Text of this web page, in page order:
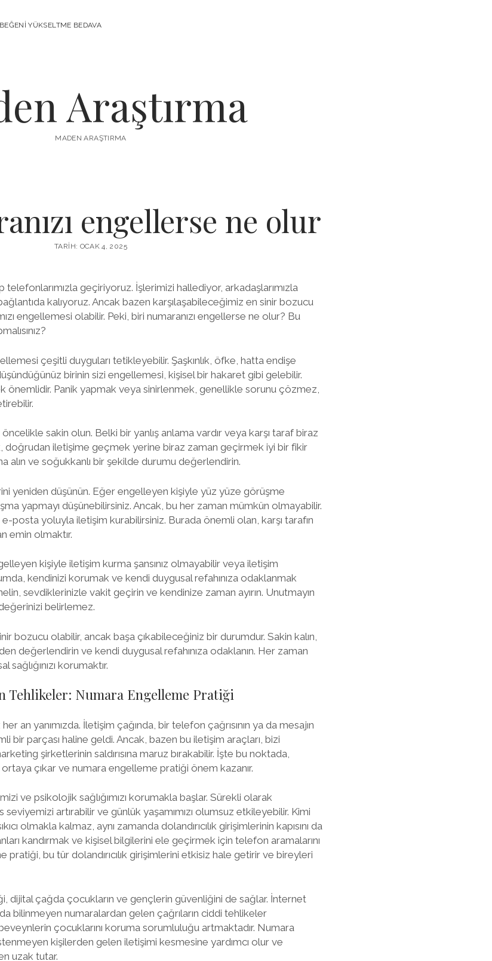
YÜKSELTME BEDAVA
Araştırma
MADEN ARAŞTIRMA
engellerse ne olur
TARIH: OCAK 4, 2025
telefonlarımızla geçiriyoruz. İşlerimizi hallediyor, arkadaşlarımızla
kalıyoruz. Ancak bazen karşılaşabileceğimiz en sinir bozucu
engellemesi olabilir. Peki, biri numaranızı engellerse ne olur? Bu
çeşitli duyguları tetikleyebilir. Şaşkınlık, öfke, hatta endişe
birinin sizi engellemesi, kişisel bir hakaret gibi gelebilir.
önemlidir. Panik yapmak veya sinirlenmek, genellikle sorunu çözmez,
sakin olun. Belki bir yanlış anlama vardır veya karşı taraf biraz
doğrudan iletişime geçmek yerine biraz zaman geçirmek iyi bir fikir
alın ve soğukkanlı bir şekilde durumu değerlendirin.
yeniden düşünün. Eğer engelleyen kişiyle yüz yüze görüşme
yapmayı düşünebilirsiniz. Ancak, bu her zaman mümkün olmayabilir.
posta yoluyla iletişim kurabilirsiniz. Burada önemli olan, karşı tarafın
emin olmaktır.
kişiyle iletişim kurma şansınız olmayabilir veya iletişim
kendinizi korumak ve kendi duygusal refahınıza odaklanmak
sevdiklerinizle vakit geçirin ve kendinize zaman ayırın. Unutmayın
değerinizi belirlemez.
bozucu olabilir, ancak başa çıkabileceğiniz bir durumdur. Sakin kalın,
değerlendirin ve kendi duygusal refahınıza odaklanın. Her zaman
korumaktır.
Tehlikeler: Numara Engelleme Pratiği
an yanımızda. İletişim çağında, bir telefon çağrısının ya da mesajın
bir parçası haline geldi. Ancak, bazen bu iletişim araçları, bizi
şirketlerinin saldırısına maruz bırakabilir. İşte bu noktada,
çıkar ve numara engelleme pratiği önem kazanır.
ve psikolojik sağlığımızı korumakla başlar. Sürekli olarak
artırabilir ve günlük yaşamımızı olumsuz etkileyebilir. Kimi
olmakla kalmaz, aynı zamanda dolandırıcılık girişimlerinin kapısını da
kandırmak ve kişisel bilgilerini ele geçirmek için telefon aramalarını
bu tür dolandırıcılık girişimlerini etkisiz hale getirir ve bireyleri
dijital çağda çocukların ve gençlerin güvenliğini de sağlar. İnternet
bilinmeyen numaralardan gelen çağrıların ciddi tehlikeler
çocuklarını koruma sorumluluğu artmaktadır. Numara
kişilerden gelen iletişimi kesmesine yardımcı olur ve
uzak tutar.